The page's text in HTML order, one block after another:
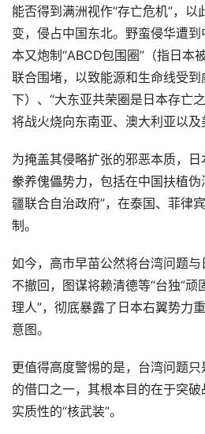
能否得到满洲视作“存亡危机”，
变，侵占中国东北。野蛮侵华遭
本又炮制“ABCD包围圈”（指日本
联合围堵，以致能源和生命线受
下）、“大东亚共荣圈是日本存亡之
将战火烧向东南亚、澳大利亚以及
为掩盖其侵略扩张的邪恶本质，日
豢养傀儡势力，包括在中国扶植伪
疆联合自治政府”，在泰国、菲律
制。
如今，高市早苗公然将台湾问题与
不撤回，图谋将赖清德等“台独”顽
理人”，彻底暴露了日本右翼势力
意图。
更值得高度警惕的是，台湾问题
的借口之一，其根本目的在于突
实质性的“核武装”。